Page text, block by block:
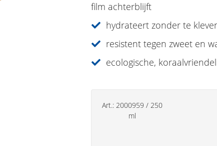
film achterblijft
hydrateert zonder te
resistent tegen zweet en
ecologische,
Art.:2000959 /250
ml